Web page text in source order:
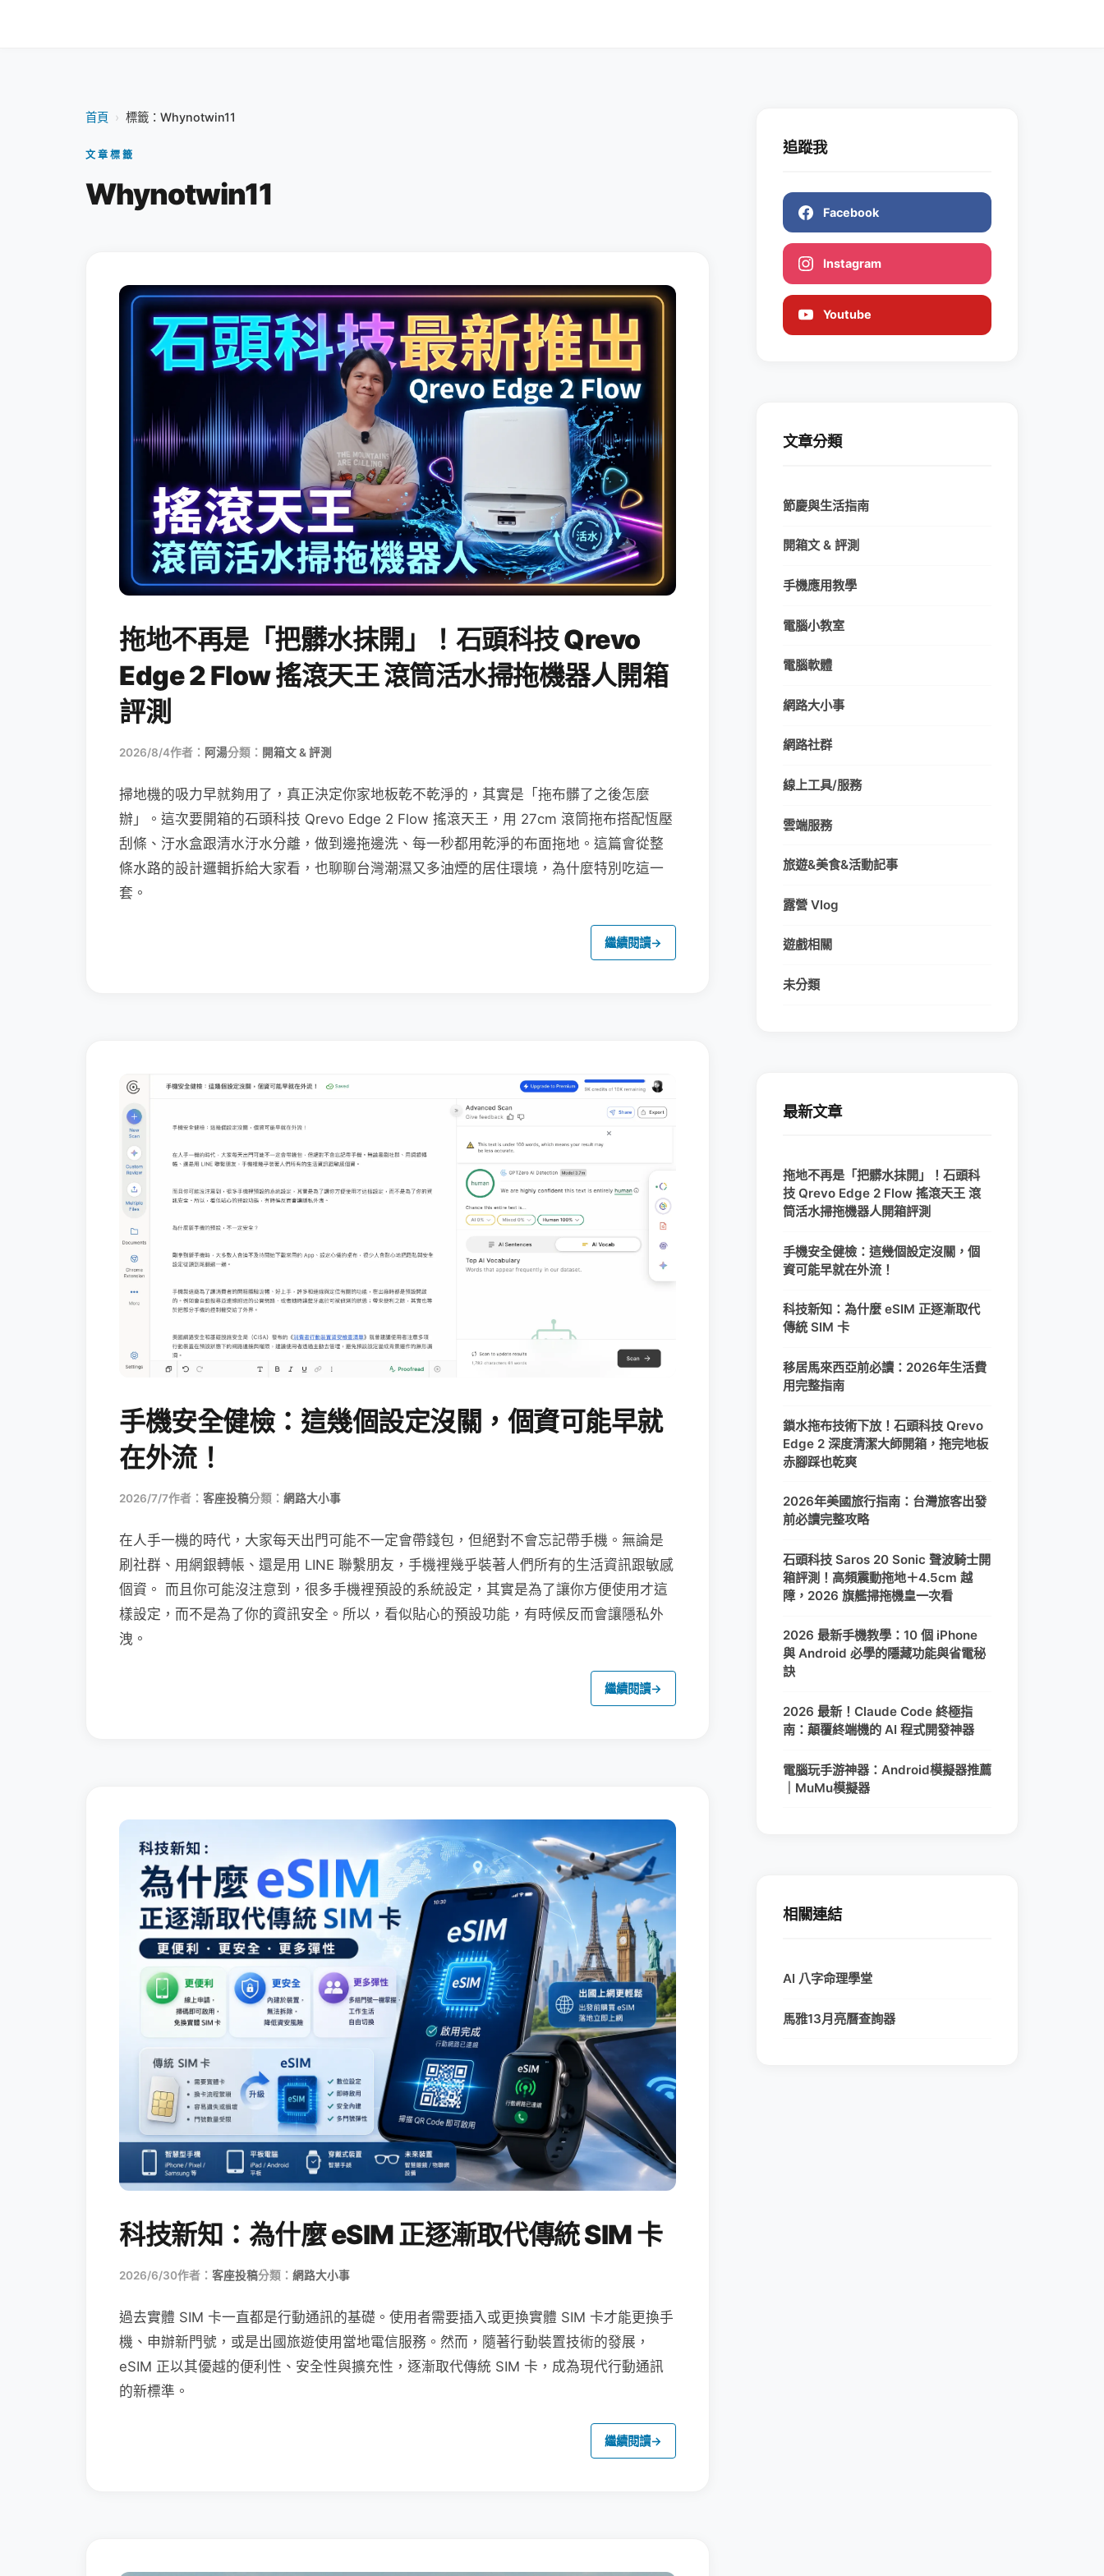
首頁 › 標籤：Whynotwin11
文章標籤
Whynotwin11
拖地不再是「把髒水抹開」！石頭科技 Qrevo
Edge 2 Flow 搖滾天王 滾筒活水掃拖機器人開箱
評測
2026/8/4作者： 阿湯分類： 開箱文 & 評測
掃地機的吸力早就夠用了，真正決定你家地板乾不乾淨的，其實是「拖布髒了之後怎麼
辦」。這次要開箱的石頭科技 Qrevo Edge 2 Flow 搖滾天王，用 27cm 滾筒拖布搭配恆壓
刮條、汙水盒跟清水汙水分離，做到邊拖邊洗、每一秒都用乾淨的布面拖地。這篇會從整
條水路的設計邏輯拆給大家看，也聊聊台灣潮濕又多油煙的居住環境，為什麼特別吃這一
套。
繼續閱讀→
手機安全健檢：這幾個設定沒關，個資可能早就
在外流！
2026/7/7作者： 客座投稿分類： 網路大小事
在人手一機的時代，大家每天出門可能不一定會帶錢包，但絕對不會忘記帶手機。無論是
刷社群、用網銀轉帳、還是用 LINE 聯繫朋友，手機裡幾乎裝著人們所有的生活資訊跟敏感
個資。 而且你可能沒注意到，很多手機裡預設的系統設定，其實是為了讓你方便使用才這
樣設定，而不是為了你的資訊安全。所以，看似貼心的預設功能，有時候反而會讓隱私外
洩。
繼續閱讀→
科技新知：為什麼 eSIM 正逐漸取代傳統 SIM 卡
2026/6/30作者： 客座投稿分類： 網路大小事
過去實體 SIM 卡一直都是行動通訊的基礎。使用者需要插入或更換實體 SIM 卡才能更換手
機、申辦新門號，或是出國旅遊使用當地電信服務。然而，隨著行動裝置技術的發展，
eSIM 正以其優越的便利性、安全性與擴充性，逐漸取代傳統 SIM 卡，成為現代行動通訊
的新標準。
繼續閱讀→
追蹤我
Facebook
Instagram
Youtube
文章分類
節慶與生活指南
開箱文 & 評測
手機應用教學
電腦小教室
電腦軟體
網路大小事
網路社群
線上工具/服務
雲端服務
旅遊&美食&活動記事
露營 Vlog
遊戲相關
未分類
最新文章
拖地不再是「把髒水抹開」！石頭科
技 Qrevo Edge 2 Flow 搖滾天王 滾
筒活水掃拖機器人開箱評測
手機安全健檢：這幾個設定沒關，個
資可能早就在外流！
科技新知：為什麼 eSIM 正逐漸取代
傳統 SIM 卡
移居馬來西亞前必讀：2026年生活費
用完整指南
鎖水拖布技術下放！石頭科技 Qrevo
Edge 2 深度清潔大師開箱，拖完地板
赤腳踩也乾爽
2026年美國旅行指南：台灣旅客出發
前必讀完整攻略
石頭科技 Saros 20 Sonic 聲波騎士開
箱評測！高頻震動拖地＋4.5cm 越
障，2026 旗艦掃拖機皇一次看
2026 最新手機教學：10 個 iPhone
與 Android 必學的隱藏功能與省電秘
訣
2026 最新！Claude Code 終極指
南：顛覆終端機的 AI 程式開發神器
電腦玩手游神器：Android模擬器推薦
｜MuMu模擬器
相關連結
AI 八字命理學堂
馬雅13月亮曆查詢器